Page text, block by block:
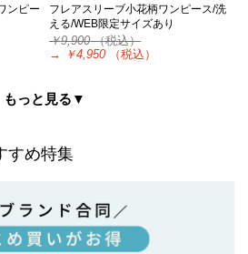
ンピー
フレアスリーブ小花柄ワンピース/洗
える/WEB限定サイズあり
￥9,900（税込）
→
￥4,950 （税込）
もっと見る▼
すめ特集